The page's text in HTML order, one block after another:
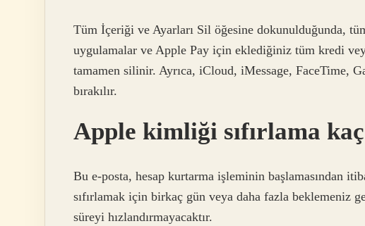
Tüm İçeriği ve Ayarları Sil öğesine dokunulduğunda,
uygulamalar ve Apple Pay için eklediğiniz tüm kredi
tamamen silinir. Ayrıca, iCloud, iMessage, FaceTime,
bırakılır.
Apple kimliği sıfırlama
Bu e-posta, hesap kurtarma işleminin başlamasından
sıfırlamak için birkaç gün veya daha fazla beklemeniz
süreyi hızlandırmayacaktır.